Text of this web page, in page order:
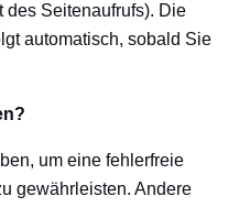
des Seitenaufrufs). Die
automatisch, sobald Sie
um eine fehlerfreie
gewährleisten. Andere